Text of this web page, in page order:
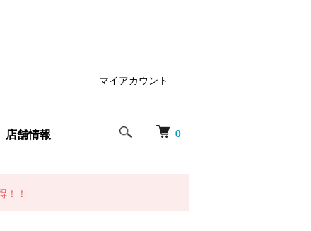
0
店舗情報
マイアカウント
！！